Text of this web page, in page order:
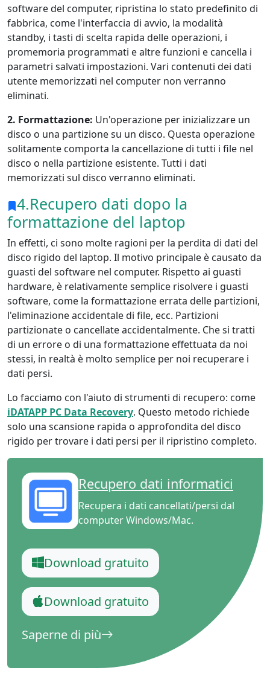
software del computer, ripristina lo stato predefinito di
fabbrica, come l'interfaccia di avvio, la modalità
standby, i tasti di scelta rapida delle operazioni, i
promemoria programmati e altre funzioni e cancella i
parametri salvati impostazioni. Vari contenuti dei dati
utente memorizzati nel computer non verranno
eliminati.
2. Formattazione: Un'operazione per inizializzare un
disco o una partizione su un disco. Questa operazione
solitamente comporta la cancellazione di tutti i file nel
disco o nella partizione esistente. Tutti i dati
memorizzati sul disco verranno eliminati.
4.Recupero dati dopo la
formattazione del laptop
In effetti, ci sono molte ragioni per la perdita di dati del
disco rigido del laptop. Il motivo principale è causato da
guasti del software nel computer. Rispetto ai guasti
hardware, è relativamente semplice risolvere i guasti
software, come la formattazione errata delle partizioni,
l'eliminazione accidentale di file, ecc. Partizioni
partizionate o cancellate accidentalmente. Che si tratti
di un errore o di una formattazione effettuata da noi
stessi, in realtà è molto semplice per noi recuperare i
dati persi.
Lo facciamo con l'aiuto di strumenti di recupero: come
iDATAPP PC Data Recovery. Questo metodo richiede
solo una scansione rapida o approfondita del disco
rigido per trovare i dati persi per il ripristino completo.
Recupero dati informatici
Recupera i dati cancellati/persi dal
computer Windows/Mac.
Download gratuito
Download gratuito
Saperne di più